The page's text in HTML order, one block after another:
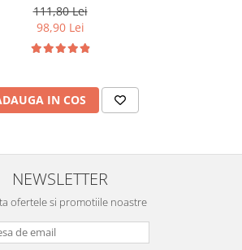
111,80 Lei
98,90 Lei
IN COS
NEWSLETTER
ofertele si promotiile noastre